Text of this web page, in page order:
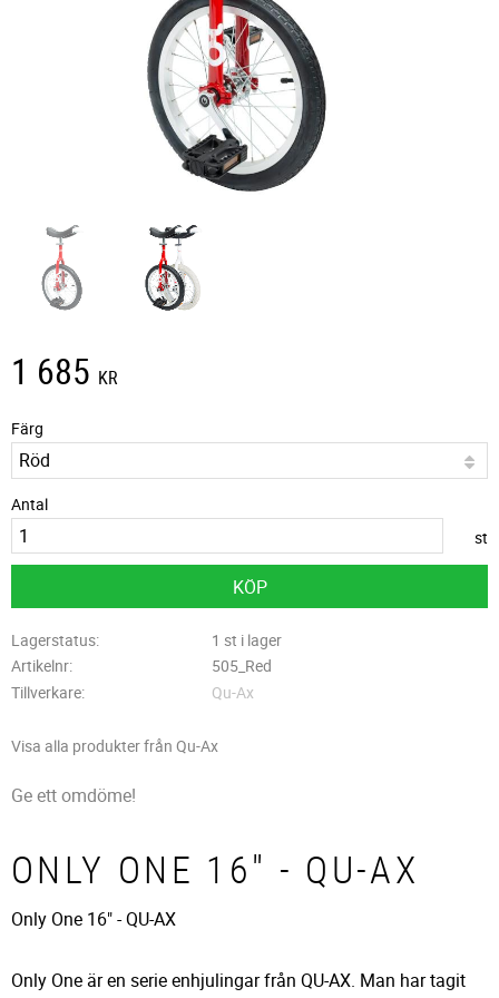
1 685 KR
Färg
Antal
st
KÖP
Lagerstatus
1 st i lager
Artikelnr
505_Red
Tillverkare
Qu-Ax
Visa alla produkter från Qu-Ax
Ge ett omdöme!
ONLY ONE 16" - QU-AX
Only One 16" - QU-AX
Only One är en serie enhjulingar från QU-AX. Man har tagit